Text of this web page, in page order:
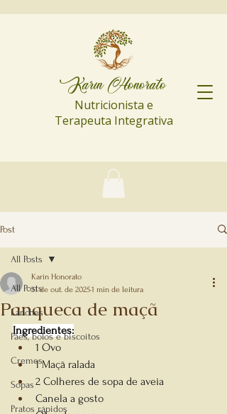
Karin Honorato
Nutricionista e
Terapeuta Integrativa
Post
All Posts
Lanches
Pães, bolos e biscoitos
Cremes
Sopas
Pratos rápidos
All Posts
Panqueca de maçã
Karin Honorato
31 de out. de 20251 min de leitura
Ingredientes:
1 Ovo
1 Maçã ralada
2 Colheres de sopa de aveia
Canela a gosto